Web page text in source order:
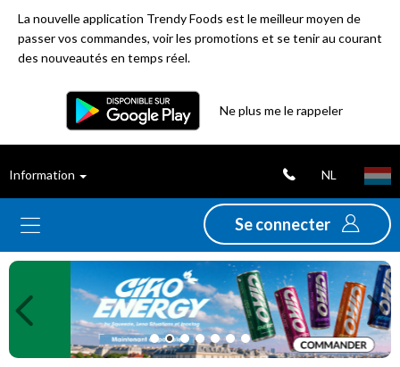
La nouvelle application Trendy Foods est le meilleur moyen de
passer vos commandes, voir les promotions et se tenir au courant
des nouveautés en temps réel.
Ne plus me le rappeler
Information NL
Se connecter
ventes
Nouveautés
Promotions
Déstockage
Previous